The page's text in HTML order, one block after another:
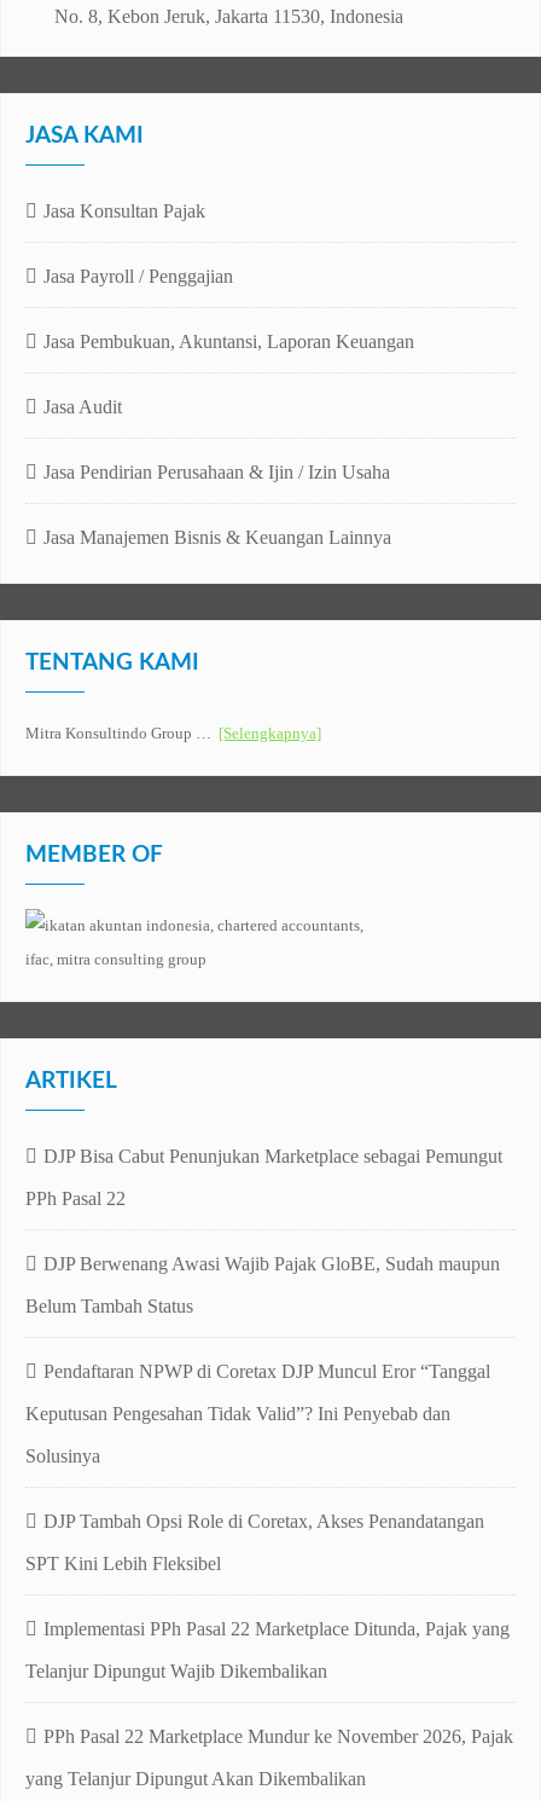
No. 8, Kebon Jeruk, Jakarta 11530, Indonesia
JASA KAMI
Jasa Konsultan Pajak
Jasa Payroll / Penggajian
Jasa Pembukuan, Akuntansi, Laporan Keuangan
Jasa Audit
Jasa Pendirian Perusahaan & Ijin / Izin Usaha
Jasa Manajemen Bisnis & Keuangan Lainnya
TENTANG KAMI
Mitra Konsultindo Group … [Selengkapnya]
MEMBER OF
ARTIKEL
DJP Bisa Cabut Penunjukan Marketplace sebagai Pemungut
PPh Pasal 22
DJP Berwenang Awasi Wajib Pajak GloBE, Sudah maupun
Belum Tambah Status
Pendaftaran NPWP di Coretax DJP Muncul Eror “Tanggal
Keputusan Pengesahan Tidak Valid”? Ini Penyebab dan
Solusinya
DJP Tambah Opsi Role di Coretax, Akses Penandatangan
SPT Kini Lebih Fleksibel
Implementasi PPh Pasal 22 Marketplace Ditunda, Pajak yang
Telanjur Dipungut Wajib Dikembalikan
PPh Pasal 22 Marketplace Mundur ke November 2026, Pajak
yang Telanjur Dipungut Akan Dikembalikan